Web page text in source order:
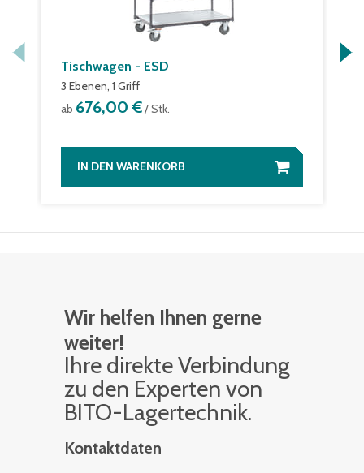
Tischwagen - ESD
3 Ebenen, 1 Griff
ab 676,00 €/ Stk.
IN DEN WARENKORB
Wir helfen Ihnen gerne
weiter!
Ihre di­rek­te Ver­bin­dung
zu den Ex­per­ten von
BITO-La­ger­tech­nik.
Kontaktdaten